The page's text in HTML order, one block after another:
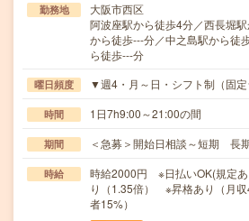
勤務地
大阪市西区
阿波座駅から徒歩4分／西長堀
から徒歩---分／中之島駅から徒
ら徒歩---分
曜日頻度 ▼週4・月～日・シフト制（固定
時間 1日7h9:00～21:00の間
期間 ＜急募＞開始日相談～短期 長
時給
時給2000円 ※日払いOK(規定
り（1.35倍） ※昇格あり（月
者15%）